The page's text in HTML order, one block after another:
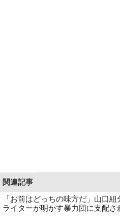
関連記事
「お前はどっちの味方だ」山口
ライターが明かす暴力団に支配さ